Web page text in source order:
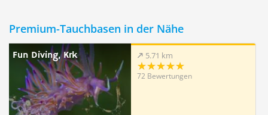
Premium-Tauchbasen in der Nähe
Fun Diving, Krk 5.71 km
72 Bewertungen